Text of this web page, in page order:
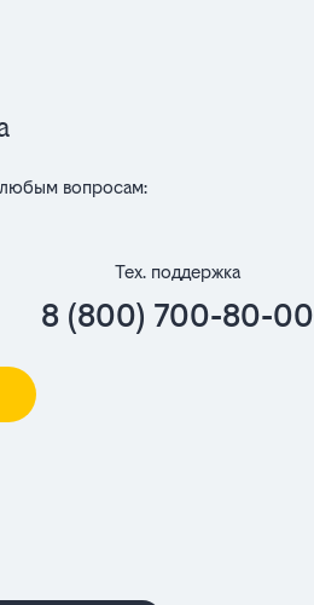
любым вопросам:
Тех. поддержка
8 (800) 700-80-00